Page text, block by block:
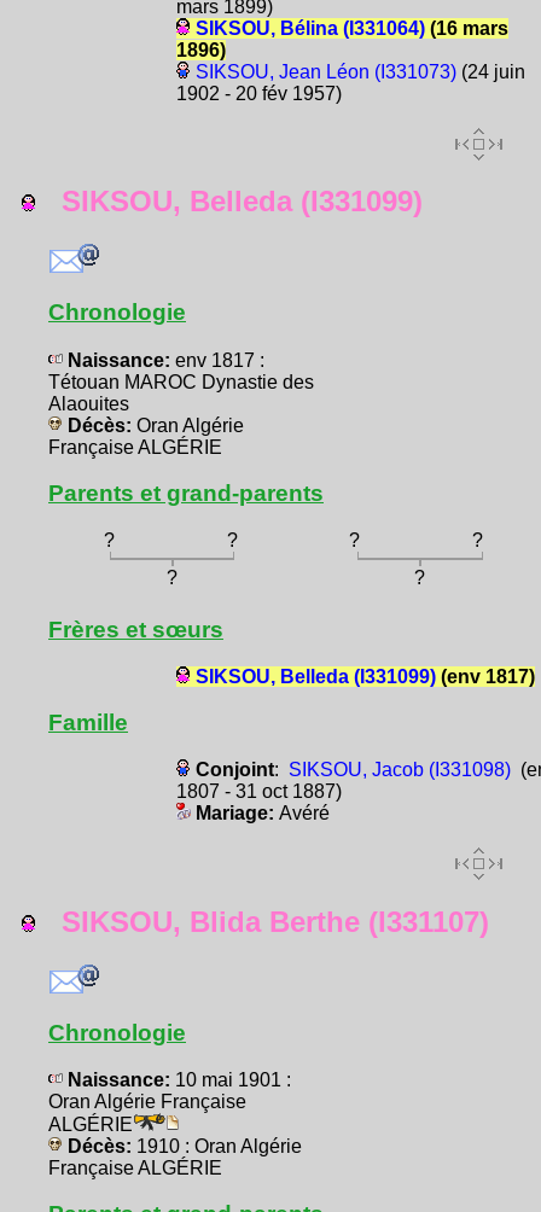
mars 1899)
SIKSOU, Bélina (I331064)(16 mars
1896)
SIKSOU, Jean Léon (I331073)(24 juin
1902 - 20 fév 1957)
SIKSOU, Belleda (I331099)
Chronologie
Naissance: env 1817 :
Tétouan MAROC Dynastie des
Alaouites
Décès: Oran Algérie
Française ALGÉRIE
Parents et grand-parents
? ? ?
?
?
?
Frères et sœurs
SIKSOU, Belleda (I331099)(env 1817)
Famille
Conjoint: SIKSOU, Jacob (I331098)
1807 - 31 oct 1887)
Mariage: Avéré
SIKSOU, Blida Berthe (I331107)
Chronologie
Naissance: 10 mai 1901 :
Oran Algérie Française
ALGÉRIE
Décès: 1910 : Oran Algérie
Française ALGÉRIE